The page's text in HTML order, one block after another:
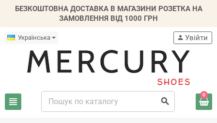
БЕЗКОШТОВНА ДОСТАВКА В МАГАЗИНИ РОЗЕТКА НА
ЗАМОВЛЕННЯ ВІД 1000 ГРН
Українська
view_headline search
person Увійти
0